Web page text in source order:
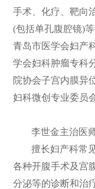
手术、化疗、靶向
(包括单孔腹腔镜)
青岛市医学会妇产
学会妇科肿瘤专科
院协会子宫内膜异
妇科微创专业委员
李世金主治医
擅长妇产科常
各种开腹手术及宫
分泌等的诊断和治